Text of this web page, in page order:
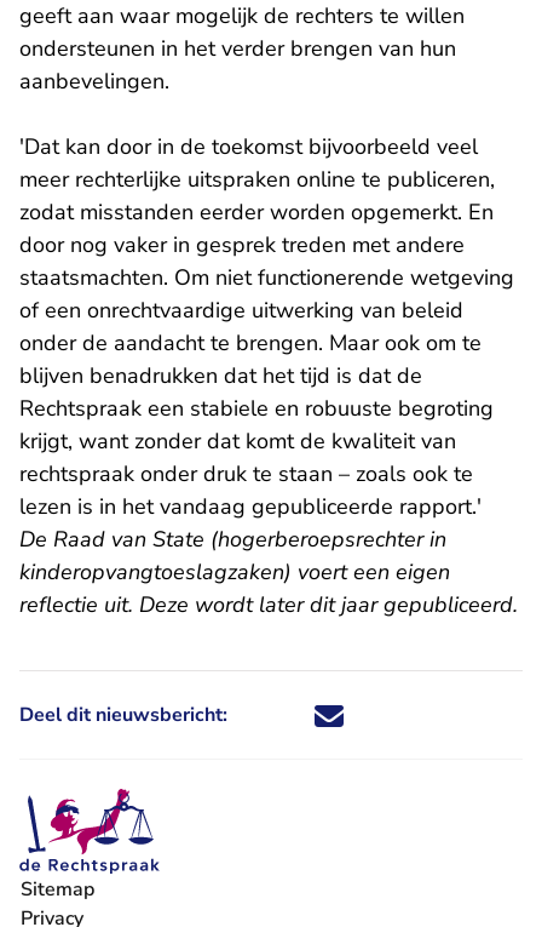
geeft aan waar mogelijk de rechters te willen
ondersteunen in het verder brengen van hun
aanbevelingen.
'Dat kan door in de toekomst bijvoorbeeld veel
meer rechterlijke uitspraken online te publiceren,
zodat misstanden eerder worden opgemerkt. En
door nog vaker in gesprek treden met andere
staatsmachten. Om niet functionerende wetgeving
of een onrechtvaardige uitwerking van beleid
onder de aandacht te brengen. Maar ook om te
blijven benadrukken dat het tijd is dat de
Rechtspraak een stabiele en robuuste begroting
krijgt, want zonder dat komt de kwaliteit van
rechtspraak onder druk te staan – zoals ook te
lezen is in het vandaag gepubliceerde rapport.'
De Raad van State (hogerberoepsrechter in
kinderopvangtoeslagzaken) voert een eigen
reflectie uit. Deze wordt later dit jaar gepubliceerd.
Deel dit nieuwsbericht: Deel dit nieuwsbericht via X -
Deel dit nieuwsbericht via
Deel dit nieuwsbericht
Deel dit
Sitemap
Privacy